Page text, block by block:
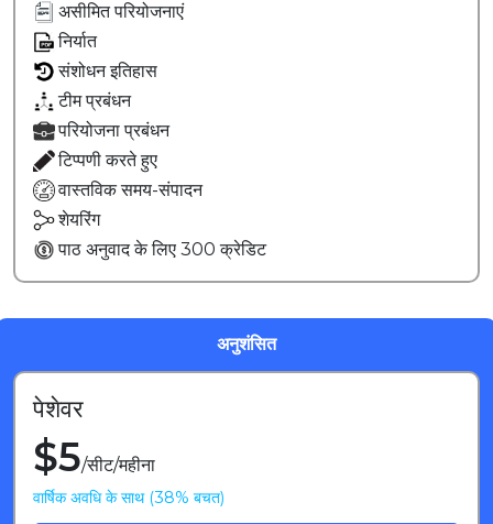
असीमित परियोजनाएं
निर्यात
संशोधन इतिहास
टीम प्रबंधन
परियोजना प्रबंधन
टिप्पणी करते हुए
वास्तविक समय-संपादन
शेयरिंग
पाठ अनुवाद के लिए 300 क्रेडिट
अनुशंसित
पेशेवर
$5/सीट/महीना
वार्षिक अवधि के साथ (38% बचत)